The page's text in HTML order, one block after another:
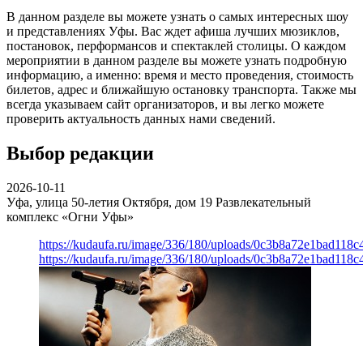
В данном разделе вы можете узнать о самых интересных шоу
и представлениях Уфы. Вас ждет афиша лучших мюзиклов,
постановок, перформансов и спектаклей столицы. О каждом
мероприятии в данном разделе вы можете узнать подробную
информацию, а именно: время и место проведения, стоимость
билетов, адрес и ближайшую остановку транспорта. Также мы
всегда указываем сайт организаторов, и вы легко можете
проверить актуальность данных нами сведений.
Выбор редакции
2026-10-11
Уфа, улица 50-летия Октября, дом 19 Развлекательный
комплекс «Огни Уфы»
https://kudaufa.ru/image/336/180/uploads/
https://kudaufa.ru/image/336/180/uploads/